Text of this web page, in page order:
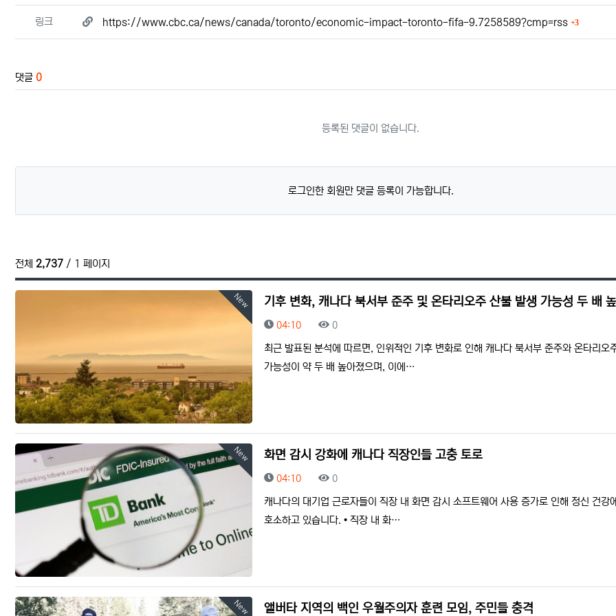
관련자료
링크 https://www.cbc.ca/news/canada/toronto/economic-impact-toronto-fifa-9.7258589?cmp=rss 3회 연결
댓글 0
등록된 댓글이 없습니다.
로그인한 회원만 댓글 등록이 가능합니다.
전체 2,737 / 1 페이지
New 기후 변화, 캐나다 북서부 준주 및 온타리오주 산불 발생 가능성 두 배
등록일
04:10 조회
0
최근 발표된 분석에 따르면, 인위적인 기후 변화로 인해 캐나다 북서부 준주와 온타리오
가능성이 약 두 배 높아졌으며, 이에…
New 화면 감시 강화에 캐나다 직장인들 고충 토로
등록일
04:10 조회
0
캐나다의 대기업 근로자들이 직장 내 화면 감시 소프트웨어 사용 증가로 인해 정신 건강
호소하고 있습니다. • 직장 내 화…
New 앨버타 지역의 백인 우월주의자 훈련 모임, 주민들 충격